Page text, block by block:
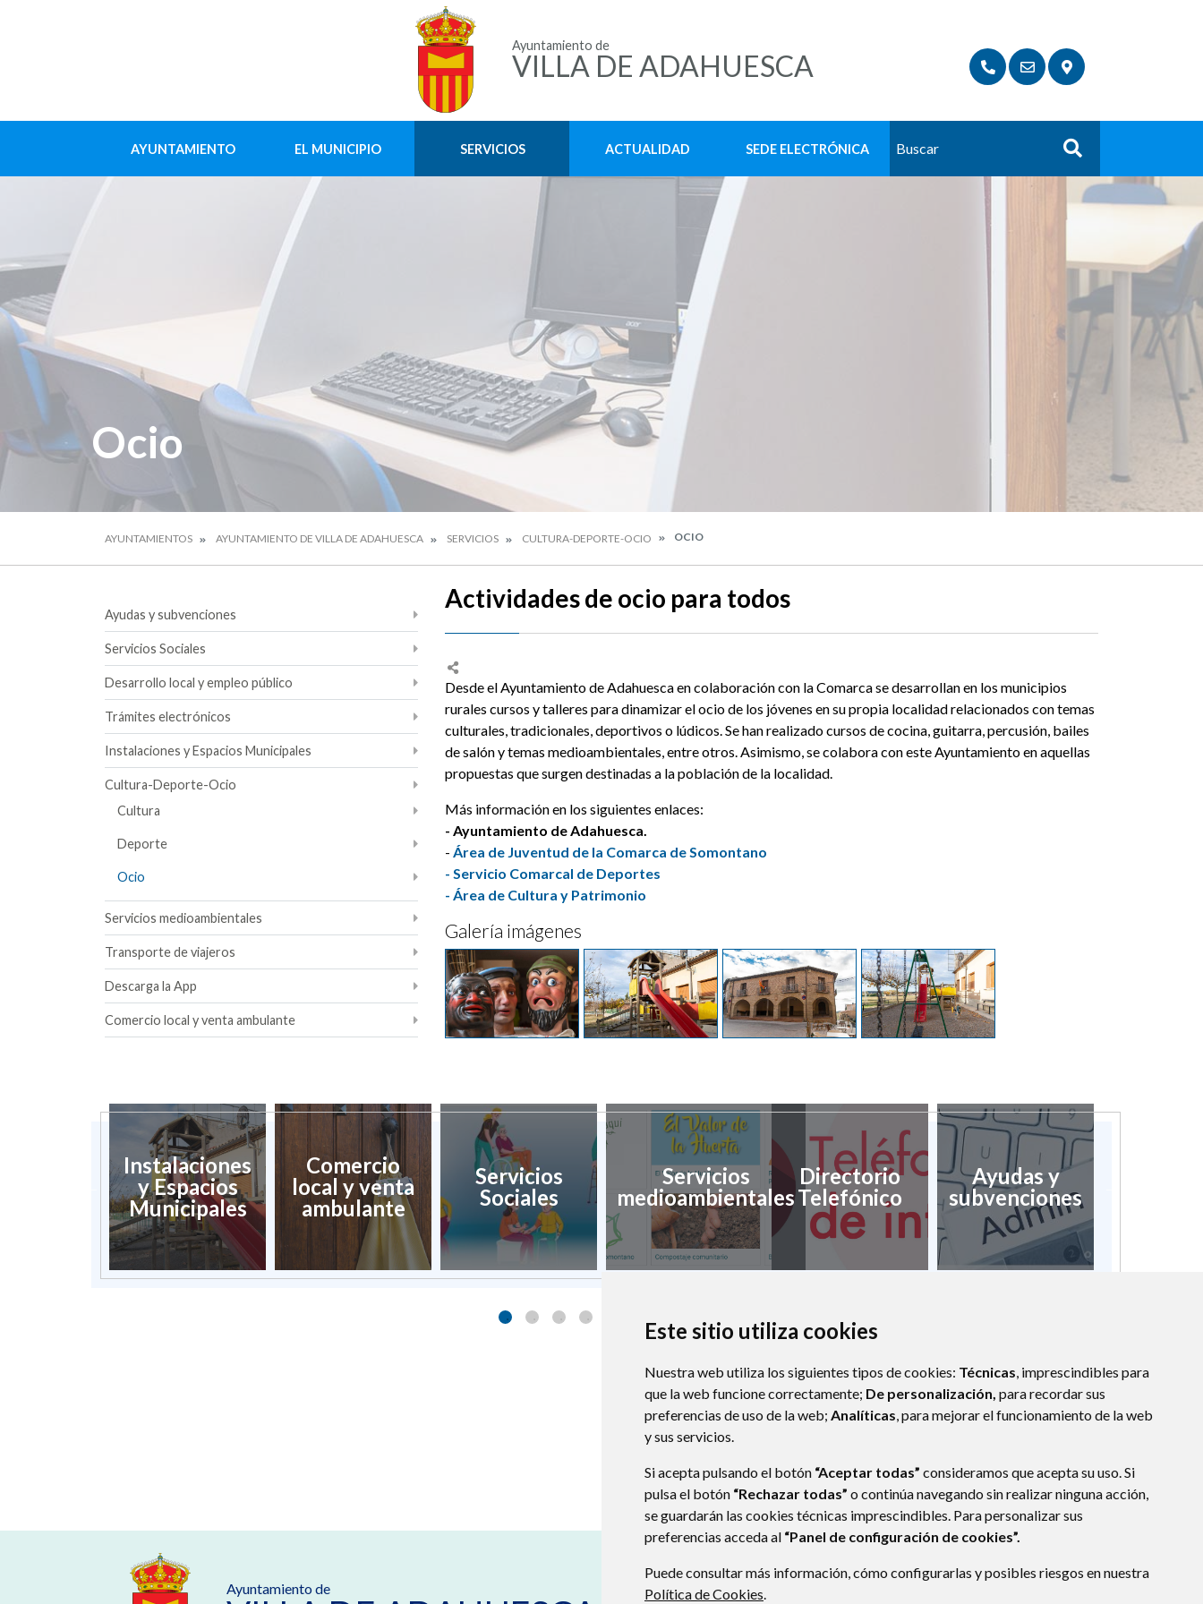
Este sitio utiliza cookies
Nuestra web utiliza los siguientes tipos de cookies: Técnicas, imprescindibles para
que la web funcione correctamente; De personalización, para recordar sus
preferencias de uso de la web; Analíticas, para mejorar el funcionamiento de la web
y sus servicios.
Si acepta pulsando el botón “Aceptar todas” consideramos que acepta su uso. Si
pulsa el botón “Rechazar todas” o continúa navegando sin realizar ninguna acción,
se guardarán las cookies técnicas imprescindibles. Para personalizar sus
preferencias acceda al “Panel de configuración de cookies”.
Puede consultar más información, cómo configurarlas y posibles riesgos en nuestra
Política de Cookies.
Ayuntamiento de
VILLA DE ADAHUESCA
AYUNTAMIENTO EL MUNICIPIO SERVICIOS ACTUALIDAD SEDE ELECTRÓNICA Buscar
Ocio
AYUNTAMIENTOS AYUNTAMIENTO DE VILLA DE ADAHUESCA SERVICIOS CULTURA-DEPORTE-OCIO OCIO
Ayudas y subvenciones
Servicios Sociales
Desarrollo local y empleo público
Trámites electrónicos
Instalaciones y Espacios Municipales
Cultura-Deporte-Ocio
Cultura
Deporte
Ocio
Servicios medioambientales
Transporte de viajeros
Descarga la App
Comercio local y venta ambulante
Actividades de ocio para todos
Desde el Ayuntamiento de Adahuesca en colaboración con la Comarca se desarrollan en los municipios
rurales cursos y talleres para dinamizar el ocio de los jóvenes en su propia localidad relacionados con temas
culturales, tradicionales, deportivos o lúdicos. Se han realizado cursos de cocina, guitarra, percusión, bailes
de salón y temas medioambientales, entre otros. Asimismo, se colabora con este Ayuntamiento en aquellas
propuestas que surgen destinadas a la población de la localidad.
Más información en los siguientes enlaces:
- Ayuntamiento de Adahuesca.
- Área de Juventud de la Comarca de Somontano
- Servicio Comarcal de Deportes
- Área de Cultura y Patrimonio
Galería imágenes
Instalaciones
y Espacios
Municipales
Comercio
local y venta
ambulante
Servicios
Sociales
Servicios
medioambientales
Directorio
Telefónico
Ayudas y
subvenciones
Ayuntamiento de - ARAGÓN
(ESPAÑA)